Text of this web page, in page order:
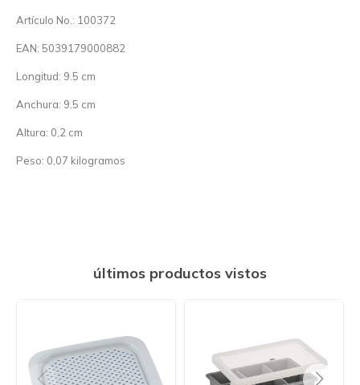
Artículo No.: 100372
EAN: 5039179000882
Longitud: 9.5 cm
Anchura: 9.5 cm
Altura: 0,2 cm
Peso: 0,07 kilogramos
últimos productos vistos